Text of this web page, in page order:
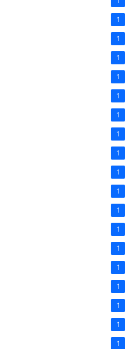
1
1
1
1
1
1
1
1
1
1
1
1
1
1
1
1
1
1